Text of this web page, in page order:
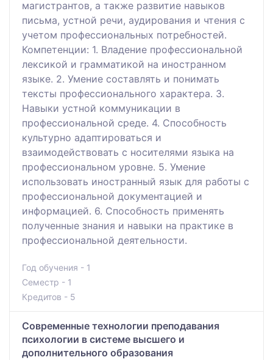
магистрантов, а также развитие навыков
письма, устной речи, аудирования и чтения с
учетом профессиональных потребностей.
Компетенции: 1. Владение профессиональной
лексикой и грамматикой на иностранном
языке. 2. Умение составлять и понимать
тексты профессионального характера. 3.
Навыки устной коммуникации в
профессиональной среде. 4. Способность
культурно адаптироваться и
взаимодействовать с носителями языка на
профессиональном уровне. 5. Умение
использовать иностранный язык для работы с
профессиональной документацией и
информацией. 6. Способность применять
полученные знания и навыки на практике в
профессиональной деятельности.
Год обучения - 1
Семестр - 1
Кредитов - 5
Современные технологии преподавания
психологии в системе высшего и
дополнительного образования